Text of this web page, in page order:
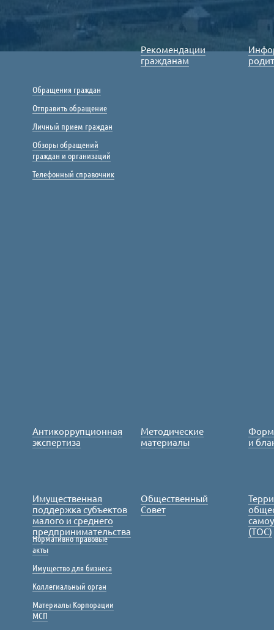
Обращения граждан
Отправить обращение
Личный прием граждан
Обзоры обращений
граждан и организаций
Телефонный справочник
Рекомендации
гражданам
Антикоррупционная
экспертиза
Методические
материалы
и
Имущественная
поддержка субъектов
малого и среднего
предпринимательства
Нормативно правовые
акты
Имущество для бизнеса
Коллегиальный орган
Материалы Корпорации
МСП
Общественный
Совет
(ТОС)